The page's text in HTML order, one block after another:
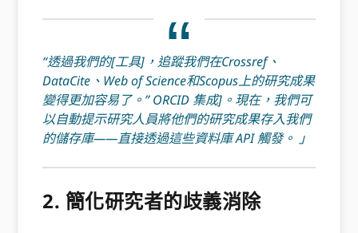
“透過我們的[工具]，追蹤我們在Crossref、
DataCite、Web of Science和Scopus上的研究成果
變得更加容易了。” ORCID 集成]。現在，我們可
以自動提示研究人員將他們的研究成果存入我們
的儲存庫——直接透過這些資料庫 API 觸發。 」
2. 簡化研究者的歧義消除